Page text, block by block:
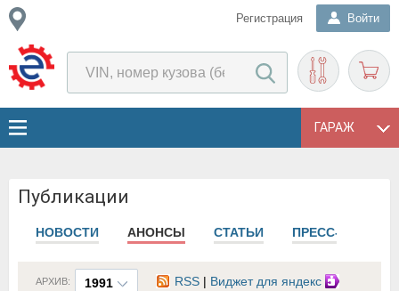
Регистрация Войти
ГАРАЖ
Публикации
НОВОСТИ АНОНСЫ СТАТЬИ ПРЕСС-РЕЛИЗЫ
1991
АРХИВ: RSS | Виджет для яндекс